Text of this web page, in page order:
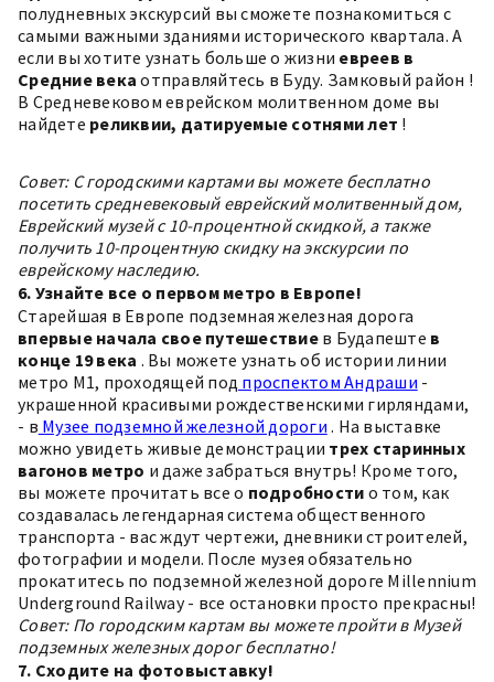
полудневных экскурсий вы сможете познакомиться с
самыми важными зданиями исторического квартала. А
если вы хотите узнать больше о жизни евреев в
Средние века отправляйтесь в Буду. Замковый район !
В Средневековом еврейском молитвенном доме вы
найдете реликвии, датируемые сотнями лет !
Совет: С городскими картами вы можете бесплатно
посетить средневековый еврейский молитвенный дом,
Еврейский музей с 10-процентной скидкой, а также
получить 10-процентную скидку на экскурсии по
еврейскому наследию.
6. Узнайте все о первом метро в Европе!
Старейшая в Европе подземная железная дорога
впервые начала свое путешествиев Будапеште в
конце 19 века . Вы можете узнать об истории линии
метро M1, проходящей под проспектом Андраши -
украшенной красивыми рождественскими гирляндами,
- в Музее подземной железной дороги . На выставке
можно увидеть живые демонстрации трех старинных
вагонов метро и даже забраться внутрь! Кроме того,
вы можете прочитать все о подробности о том, как
создавалась легендарная система общественного
транспорта - вас ждут чертежи, дневники строителей,
фотографии и модели. После музея обязательно
прокатитесь по подземной железной дороге Millennium
Underground Railway - все остановки просто прекрасны!
Совет: По городским картам вы можете пройти в Музей
подземных железных дорог бесплатно!
7. Сходите на фотовыставку!